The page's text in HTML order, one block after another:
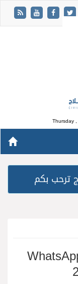
Thursday
ترحب بكم